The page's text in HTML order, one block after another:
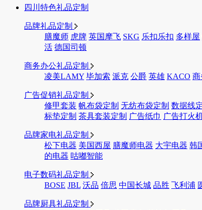
四川特色礼品定制
品牌礼品定制
膳魔师 虎牌 英国摩飞 SKG 乐扣乐扣 多样屋
活 德国司顿
商务办公礼品定制
凌美LAMY 毕加索 派克 公爵 英雄 KACO 商
广告促销礼品定制
修甲套装 帆布袋定制 无纺布袋定制 数据线
标垫定制 茶具套装定制 广告纸巾 广告打火
品牌家电礼品定制
松下电器 美国西屋 膳魔师电器 大宇电器 韩
的电器 咕嘟智能
电子数码礼品定制
BOSE JBL 沃品 倍思 中国长城 品胜 飞利浦
品牌厨具礼品定制